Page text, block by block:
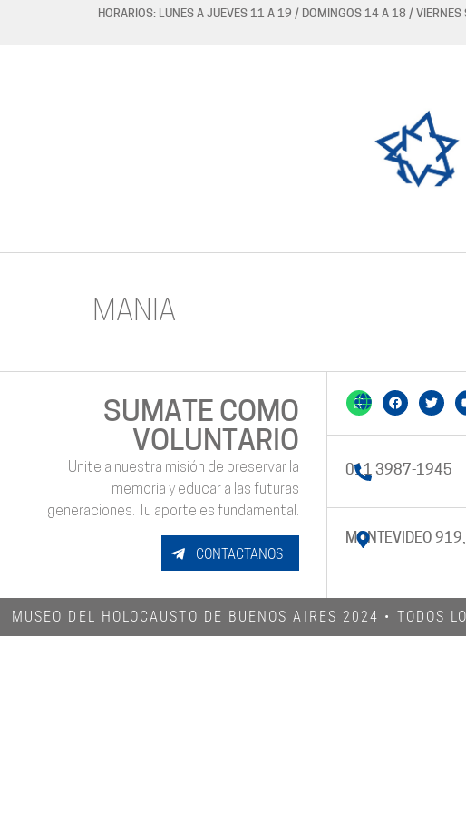
HORARIOS: LUNES A JUEVES 11 A 19 / DOMINGOS 14 A 18 / VIERNES
MANIA
SUMATE COMO
VOLUNTARIO
Unite a nuestra misión de preservar la
memoria y educar a las futuras
generaciones. Tu aporte es fundamental.
CONTACTANOS
011 3987-1945
MONTEVIDEO
MUSEO DEL HOLOCAUSTO DE BUENOS AIRES 2024​ • TODOS